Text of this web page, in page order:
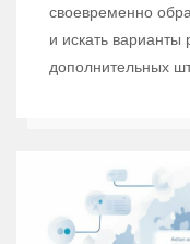
своевременно
и искать
дополнительных